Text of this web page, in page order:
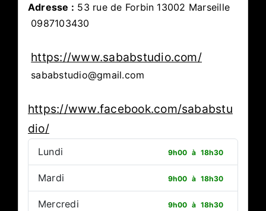
Adresse : 53 rue de Forbin 13002 Marseille
0987103430
https://www.sababstudio.com/
sababstudio@gmail.com
https://www.facebook.com/sababstu
dio/
Lundi 9h00 à 18h30
Mardi 9h00 à 18h30
Mercredi 9h00 à 18h30